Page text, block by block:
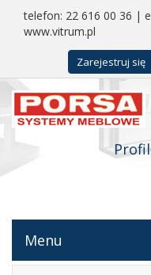
telefon: 22 616 00 36 |
www.vitrum.pl
Zarejestruj się
Menu